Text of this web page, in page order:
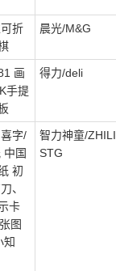
折
晨光/M&G
画
手提
得力/deli
字/
中国
初
、
卡
图
知
智力神童/ZHILI
STG